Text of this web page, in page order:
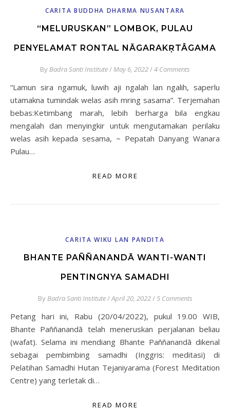
CARITA BUDDHA DHARMA NUSANTARA
“MELURUSKAN” LOMBOK, PULAU
PENYELAMAT RONTAL NĀGARAKṚTÂGAMA
ByBadra Santi Institute/May 6, 2022/4 Comments
“Lamun sira ngamuk, luwih aji ngalah lan ngalih, saperlu
utamakna tumindak welas asih mring sasama”. Terjemahan
bebas:Ketimbang marah, lebih berharga bila engkau
mengalah dan menyingkir untuk mengutamakan perilaku
welas asih kepada sesama, ~ Pepatah Danyang Wanara
Pulau…
READ MORE
CARITA WIKU LAN PANDITA
BHANTE PAÑÑANANDĀ WANTI-WANTI
PENTINGNYA SAMADHI
ByBadra Santi Institute/April 20, 2022/5 Comments
Petang hari ini, Rabu (20/04/2022), pukul 19.00 WIB,
Bhante Paññanandā telah meneruskan perjalanan beliau
(wafat). Selama ini mendiang Bhante Paññanandā dikenal
sebagai pembimbing samadhi (Inggris: meditasi) di
Pelatihan Samadhi Hutan Tejaniyarama (Forest Meditation
Centre) yang terletak di…
READ MORE